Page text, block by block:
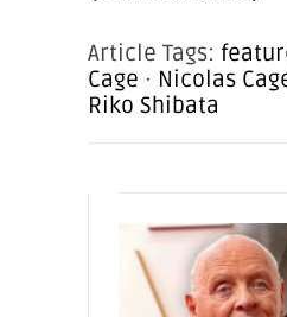
Article Tags:
Cage · Nicolas
Riko Shibata